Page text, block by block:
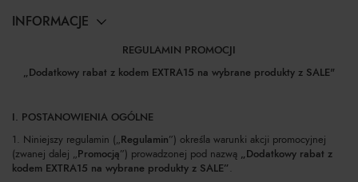
INFORMACJE
REGULAMIN PROMOCJI
„Dodatkowy rabat z kodem EXTRA15 na wybrane produkty z SALE"
I. POSTANOWIENIA OGÓLNE
1. Niniejszy regulamin („Regulamin”) określa warunki akcji promocyjnej
(zwanej dalej „Promocją”) prowadzonej pod nazwą „Dodatkowy rabat z
kodem EXTRA15 na wybrane produkty z SALE”.